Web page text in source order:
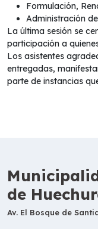
Formulación,
Administración
La última sesión se
participación a
Los asistentes
entregadas,
parte de instancias
de
Av. El Bosque de